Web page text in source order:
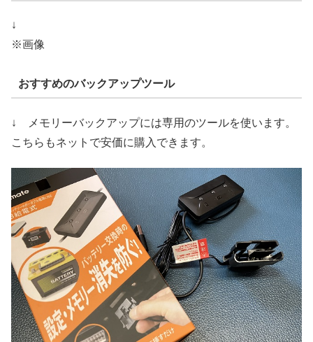
↓
※画像
おすすめのバックアップツール
↓ メモリーバックアップには専用のツールを使います。
こちらもネットで安価に購入できます。